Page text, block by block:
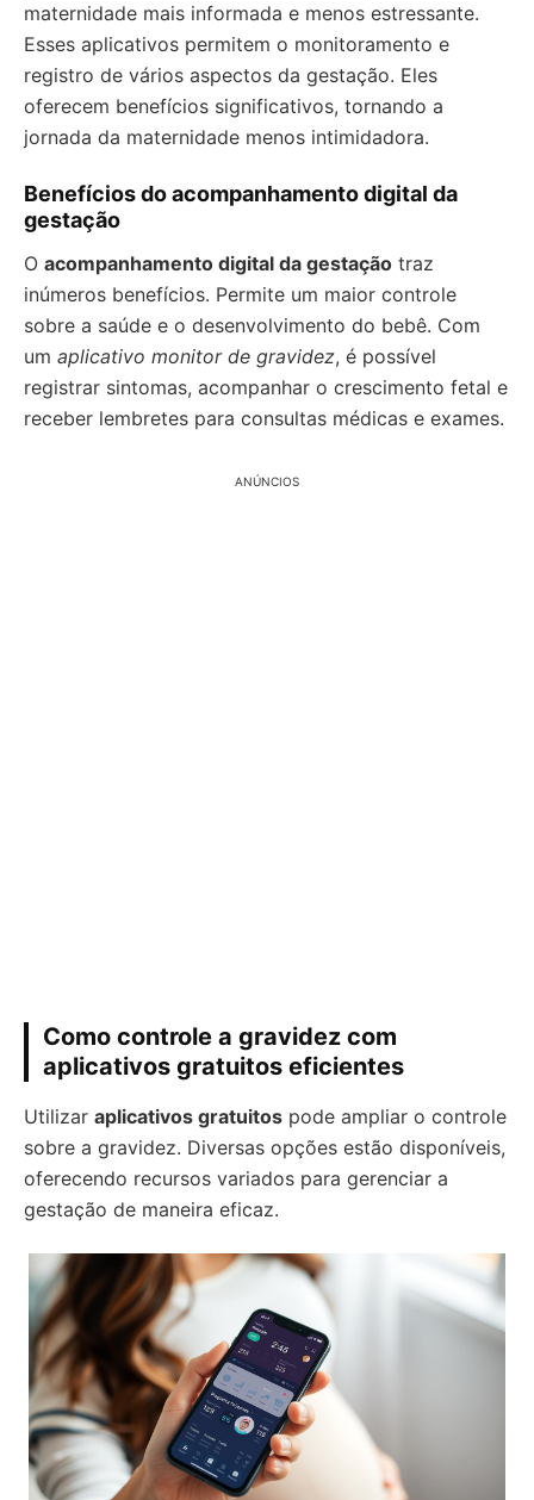
maternidade mais informada e menos estressante.
Esses aplicativos permitem o monitoramento e
registro de vários aspectos da gestação. Eles
oferecem benefícios significativos, tornando a
jornada da maternidade menos intimidadora.
Benefícios do acompanhamento digital da
gestação
O acompanhamento digital da gestação traz
inúmeros benefícios. Permite um maior controle
sobre a saúde e o desenvolvimento do bebê. Com
um aplicativo monitor de gravidez, é possível
registrar sintomas, acompanhar o crescimento fetal e
receber lembretes para consultas médicas e exames.
ANÚNCIOS
Como controle a gravidez com
aplicativos gratuitos eficientes
Utilizar aplicativos gratuitos pode ampliar o controle
sobre a gravidez. Diversas opções estão disponíveis,
oferecendo recursos variados para gerenciar a
gestação de maneira eficaz.